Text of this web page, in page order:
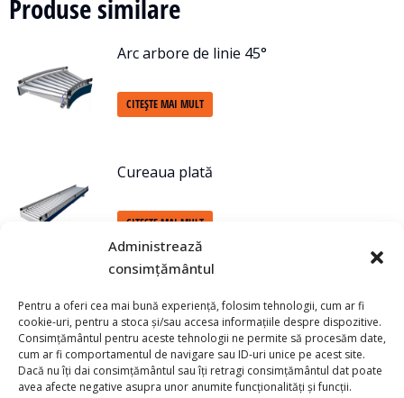
Administrează
consimțământul
Pentru a oferi cea mai bună experiență, folosim tehnologii, cum ar fi
cookie-uri, pentru a stoca și/sau accesa informațiile despre dispozitive.
Consimțământul pentru aceste tehnologii ne permite să procesăm date,
cum ar fi comportamentul de navigare sau ID-uri unice pe acest site.
Dacă nu îți dai consimțământul sau îți retragi consimțământul dat poate
avea afecte negative asupra unor anumite funcționalități și funcții.
Produse similare
Arc arbore de linie 45°
CITEȘTE MAI MULT
Cureaua plată
CITEȘTE MAI MULT
CITEȘTE MAI MULT